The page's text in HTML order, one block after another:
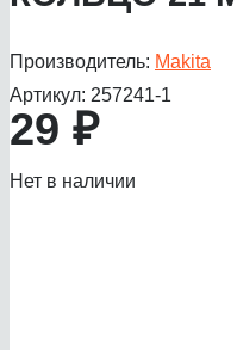
Производитель: Makita
Артикул: 257241-1
29 ₽
Нет в наличии